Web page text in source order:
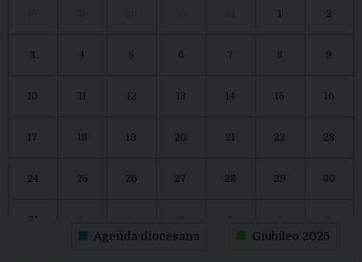
2
3 4 5 6 7 8 9
10 12 13 14 15 16
17 18 19 20 21 22 23
24 25 26 27 28 29 30
31
Agenda diocesana Giubileo 2025